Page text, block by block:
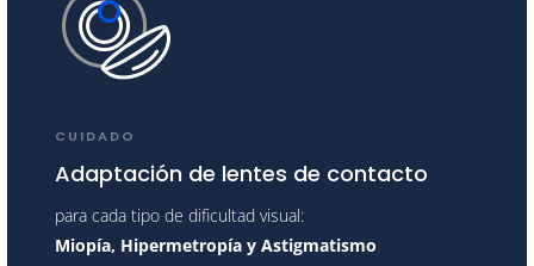
CUIDADO
Adaptación de lentes de contacto
para cada tipo de dificultad visual:
Miopía, Hipermetropía y Astigmatismo